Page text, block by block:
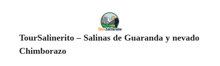
TourSalinerito – Salinas de Guaranda y nevado
Chimborazo